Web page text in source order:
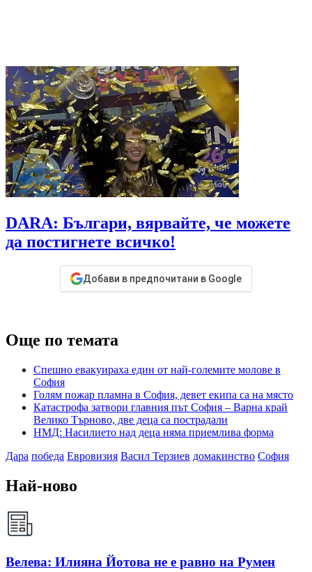
DARA: Българи, вярвайте, че можете
да постигнете всичко!
Добави в предпочитани в Google
Още по темата
Спешно евакуираха един от най-големите молове в
София
Голям пожар пламна в София, девет екипа са на място
Катастрофа затвори главния път София – Варна край
Велико Търново, две деца са пострадали
НМД: Насилието над деца няма приемлива форма
Дара победа Евровизия Васил Терзиев домакинство София
Най-ново
Велева: Илияна Йотова не е равно на Румен